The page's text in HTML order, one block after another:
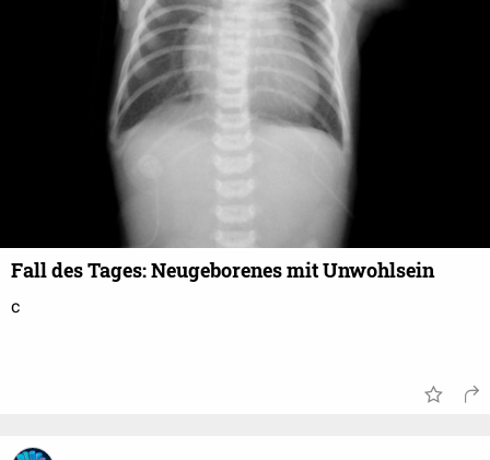
Fall des Tages: Neugeborenes mit Unwohlsein
c